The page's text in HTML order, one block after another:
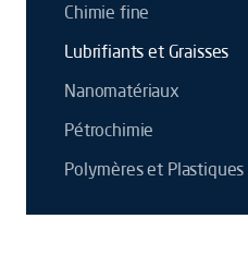
Chimie fine
Lubrifiants et Graisses
Nanomatériaux
Pétrochimie
Polymères et Plastiques